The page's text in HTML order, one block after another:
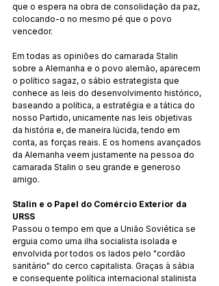
que o espera na obra de consolidação da paz,
colocando-o no mesmo pé que o povo
vencedor.
Em todas as opiniões do camarada Stalin
sobre a Alemanha e o povo alemão, aparecem
o político sagaz, o sábio estrategista que
conhece as leis do desenvolvimento histórico,
baseando a política, a estratégia e a tática do
nosso Partido, unicamente nas leis objetivas
da história e, de maneira lúcida, tendo em
conta, as forças reais. E os homens avançados
da Alemanha veem justamente na pessoa do
camarada Stalin o seu grande e generoso
amigo.
Stalin e o Papel do Comércio Exterior da
URSS
Passou o tempo em que a União Soviética se
erguia como uma ilha socialista isolada e
envolvida por todos os lados pelo "cordão
sanitário" do cerco capitalista. Graças à sábia
e consequente política internacional stalinista